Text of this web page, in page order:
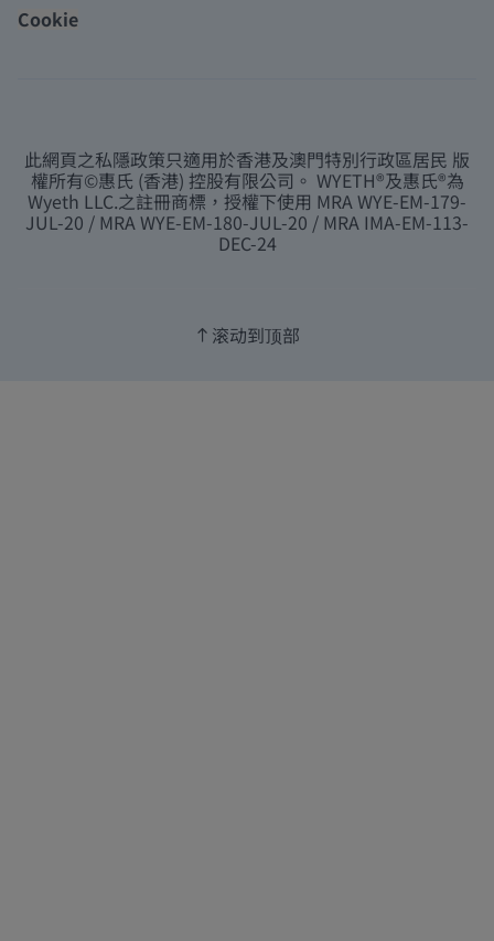
Cookie
此網頁之私隱政策只適用於香港及澳門特別行政區居民 版
權所有©惠氏 (香港) 控股有限公司。 WYETH®及惠氏®為
Wyeth LLC.之註冊商標，授權下使用 MRA WYE-EM-179-
JUL-20 / MRA WYE-EM-180-JUL-20 / MRA IMA-EM-113-
DEC-24
滚动到顶部